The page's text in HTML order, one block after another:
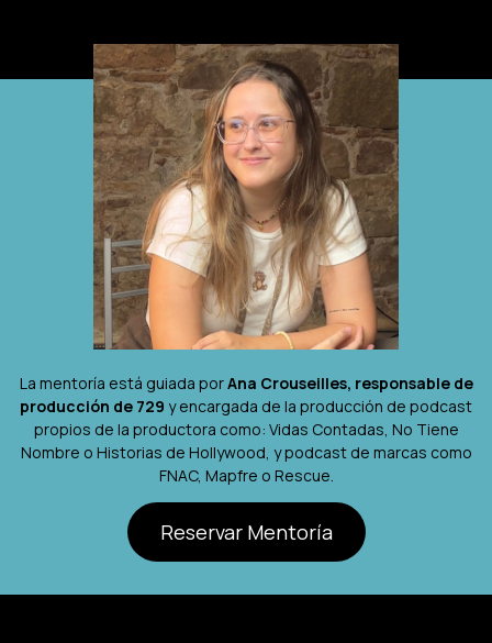
La mentoría está guiada porAna Crouseilles, responsable de
producción de 729 y encargada de la producción de podcast
propios de la productora como: Vidas Contadas, No Tiene
Nombre o Historias de Hollywood, y podcast de marcas como
FNAC, Mapfre o Rescue.
Reservar Mentoría